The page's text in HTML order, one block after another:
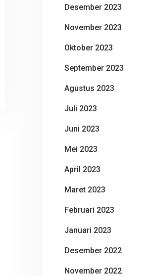
Desember 2023
November 2023
Oktober 2023
September 2023
Agustus 2023
Juli 2023
Juni 2023
Mei 2023
April 2023
Maret 2023
Februari 2023
Januari 2023
Desember 2022
November 2022